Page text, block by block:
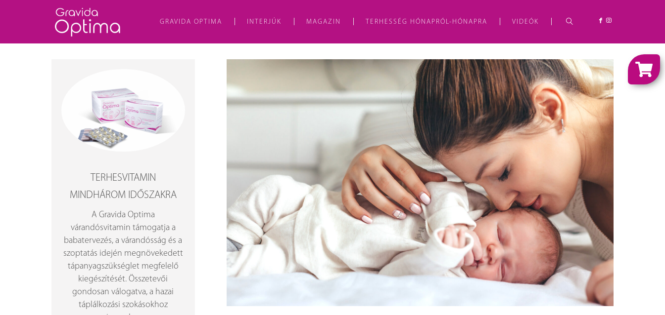
GRAVIDA OPTIMA INTERJÚK MAGAZIN TERHESSÉG HÓNAPRÓL-HÓNAPRA VIDEÓK
TERHESVITAMIN
MINDHÁROM IDŐSZAKRA
A Gravida Optima
várandósvitamin támogatja a
babatervezés, a várandósság és a
szoptatás idején megnövekedett
tápanyagszükséglet megfelelő
kiegészítését. Összetevői
gondosan válogatva, a hazai
táplálkozási szokásokhoz